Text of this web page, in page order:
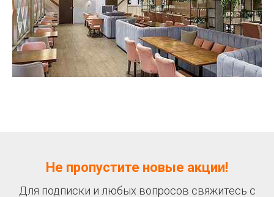
Не пропустите новые акции!
Для подписки и любых вопросов свяжитесь с